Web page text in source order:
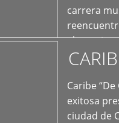
carrera
el exterior
Caribe
exitosa
ciudad de